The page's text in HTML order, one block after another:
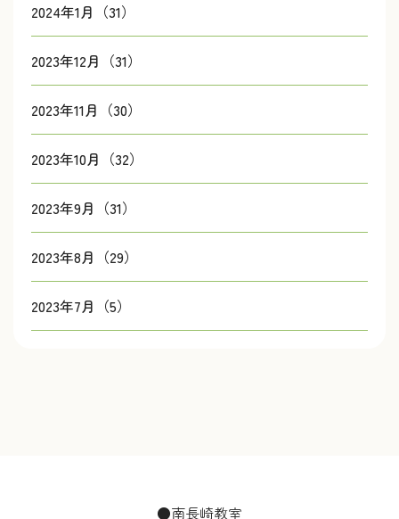
2024年1月（31）
2023年12月（31）
2023年11月（30）
2023年10月（32）
2023年9月（31）
2023年8月（29）
2023年7月（5）
●南長崎教室